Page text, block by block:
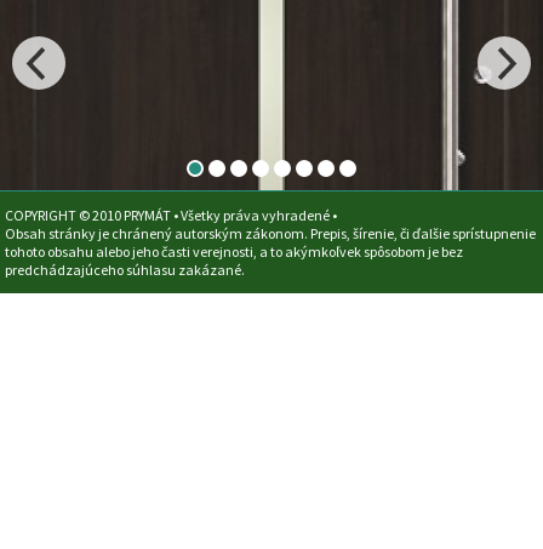
COPYRIGHT © 2010 PRYMÁT • Všetky práva vyhradené •
Obsah stránky je chránený autorským zákonom. Prepis, šírenie, či ďalšie sprístupnenie
tohoto obsahu alebo jeho časti verejnosti, a to akýmkoľvek spôsobom je bez
predchádzajúceho súhlasu zakázané.